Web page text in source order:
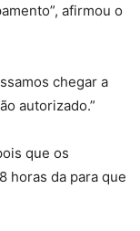
afirmou o
chegar a
autorizado.”
que os
horas da para que